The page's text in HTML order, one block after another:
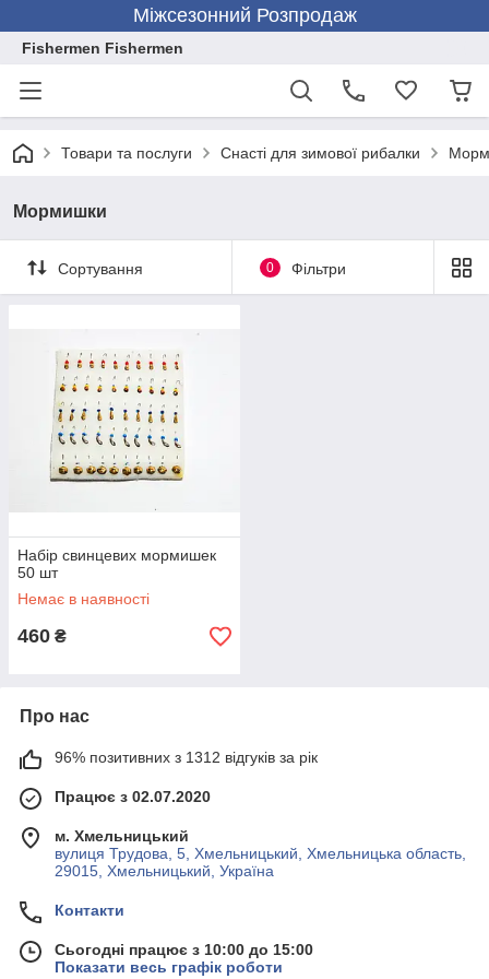
Міжсезонний Розпродаж
Fishermen Fishermen
Товари та послуги Снасті для зимової рибалки
Мормишки
Сортування 0 Фільтри
Набір свинцевих мормишек
50 шт
Немає в наявності
460 ₴
Про нас
96% позитивних з 1312 відгуків за рік
Працює з 02.07.2020
м. Хмельницький
вулиця Трудова, 5, Хмельницький, Хмельницька область,
29015, Хмельницький, Україна
Контакти
Сьогодні працює з 10:00 до 15:00
Показати весь графік роботи